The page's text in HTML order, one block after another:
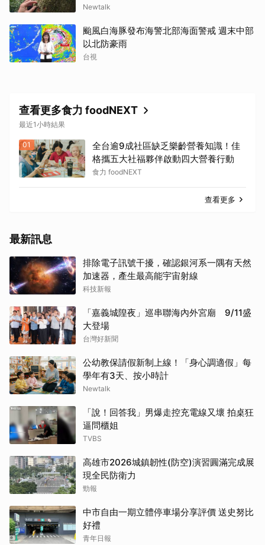
Newtalk
颱風白海豚發布海警北部海面警戒 週末中部
以北防豪雨
台視
查看更多食力 foodNEXT
最近1小時結果
01
全台逾9成社區缺乏樂齡營養知識！佳
格攜五大社福夥伴啟動四大營養行動
食力 foodNEXT
查看更多
最新訊息
排除電子訊號干擾，確認銀河系一隅有天然
加速器，產生最高能宇宙射線
科技新報
「嘉義城隍夜」巡串聯海內外宮廟 9/11盛
大登場
台灣好新聞
公幼教保請假新制上線！「身心調適假」每
學年有3天、按小時計
Newtalk
「說！回答我」男爆走控充電線又壞 拍桌狂
逼問櫃姐
TVBS
高雄市2026城鎮韌性(防空)演習圓滿完成展
現全民防衛力
勁報
中市自由一期立體停車場分享評價 送史努比
好禮
青年日報